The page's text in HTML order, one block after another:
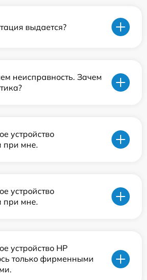
выдается?
неисправность. Зачем
устройство
при мне.
устройство
при мне.
устройство HP
только фирменными